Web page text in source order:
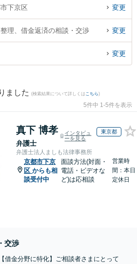
野法律事務所の荻野 伸一弁護士、法律事務所オ
弁護士に相談したい』『借金返済の相談・交渉
くの弁護士を検索したい』『初回相談無料で借
できる京都市下京区内の弁護士に相談予約した
下京区 変更
理、借金返済の相談・交渉 変更
変更
ました (検索結果について詳しくは こちら)
5件中 1-5件を表示
真下 博孝
弁護士
インタビュ
ーを見る
東京都
弁護士法人ましも法律事務所
京都市下京
区 からも相
談受付中
面談方法(対面・
電話・ビデオな
ど)は応相談
営業時
間：本日
定休日
交渉
借金分野に特化】ご相談者さまにとって